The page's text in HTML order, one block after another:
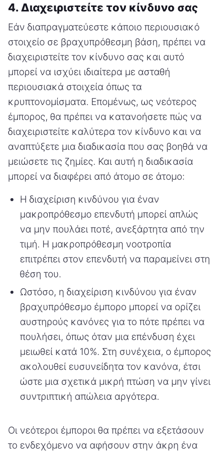
4. Διαχειριστείτε τον κίνδυνο σας
Εάν διαπραγματεύεστε κάποιο περιουσιακό
στοιχείο σε βραχυπρόθεσμη βάση, πρέπει να
διαχειριστείτε τον κίνδυνο σας και αυτό
μπορεί να ισχύει ιδιαίτερα με ασταθή
περιουσιακά στοιχεία όπως τα
κρυπτονομίσματα. Επομένως, ως νεότερος
έμπορος, θα πρέπει να κατανοήσετε πώς να
διαχειριστείτε καλύτερα τον κίνδυνο και να
αναπτύξετε μια διαδικασία που σας βοηθά να
μειώσετε τις ζημίες. Και αυτή η διαδικασία
μπορεί να διαφέρει από άτομο σε άτομο:
Η διαχείριση κινδύνου για έναν
μακροπρόθεσμο επενδυτή μπορεί απλώς
να μην πουλάει ποτέ, ανεξάρτητα από την
τιμή. Η μακροπρόθεσμη νοοτροπία
επιτρέπει στον επενδυτή να παραμείνει στη
θέση του.
Ωστόσο, η διαχείριση κινδύνου για έναν
βραχυπρόθεσμο έμπορο μπορεί να ορίζει
αυστηρούς κανόνες για το πότε πρέπει να
πουλήσει, όπως όταν μια επένδυση έχει
μειωθεί κατά 10%. Στη συνέχεια, ο έμπορος
ακολουθεί ευσυνείδητα τον κανόνα, έτσι
ώστε μια σχετικά μικρή πτώση να μην γίνει
συντριπτική απώλεια αργότερα.
Οι νεότεροι έμποροι θα πρέπει να εξετάσουν
το ενδεχόμενο να αφήσουν στην άκρη ένα